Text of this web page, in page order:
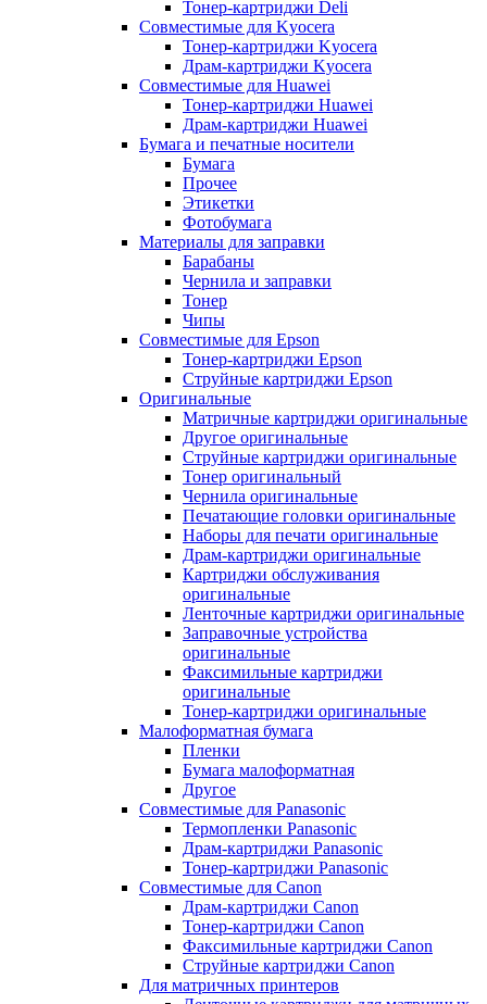
Тонер-картриджи Deli
Совместимые для Kyocera
Тонер-картриджи Kyocera
Драм-картриджи Kyocera
Совместимые для Huawei
Тонер-картриджи Huawei
Драм-картриджи Huawei
Бумага и печатные носители
Бумага
Прочее
Этикетки
Фотобумага
Материалы для заправки
Барабаны
Чернила и заправки
Тонер
Чипы
Совместимые для Epson
Тонер-картриджи Epson
Струйные картриджи Epson
Оригинальные
Матричные картриджи оригинальные
Другое оригинальные
Струйные картриджи оригинальные
Тонер оригинальный
Чернила оригинальные
Печатающие головки оригинальные
Наборы для печати оригинальные
Драм-картриджи оригинальные
Картриджи обслуживания
оригинальные
Ленточные картриджи оригинальные
Заправочные устройства
оригинальные
Факсимильные картриджи
оригинальные
Тонер-картриджи оригинальные
Малоформатная бумага
Пленки
Бумага малоформатная
Другое
Совместимые для Panasonic
Термопленки Panasonic
Драм-картриджи Panasonic
Тонер-картриджи Panasonic
Совместимые для Canon
Драм-картриджи Canon
Тонер-картриджи Canon
Факсимильные картриджи Canon
Струйные картриджи Canon
Для матричных принтеров